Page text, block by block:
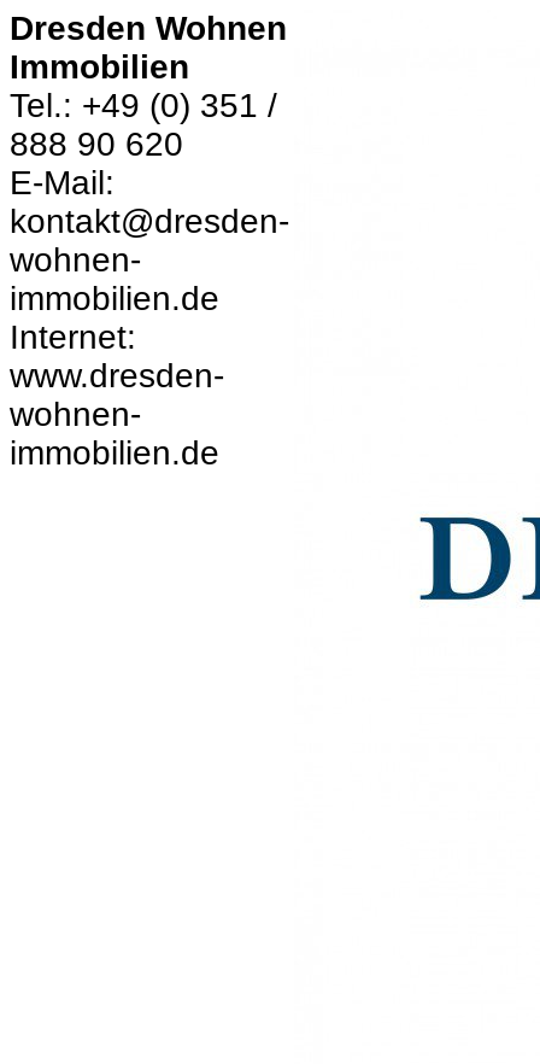
Dresden Wohnen
Immobilien
Tel.: +49 (0) 351 /
888 90 620
E-Mail:
kontakt@dresden-
wohnen-
immobilien.de
Internet:
www.dresden-
wohnen-
immobilien.de